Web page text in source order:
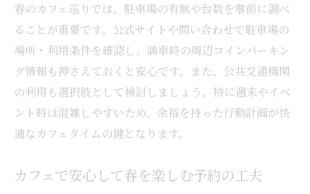
春のカフェ巡りでは、駐車場の有無や台数を事前に調べ
ることが重要です。公式サイトや問い合わせで駐車場の
場所・利用条件を確認し、満車時の周辺コインパーキン
グ情報も押さえておくと安心です。また、公共交通機関
の利用も選択肢として検討しましょう。特に週末やイベ
ント時は混雑しやすいため、余裕を持った行動計画が快
適なカフェタイムの鍵となります。
カフェで安心して春を楽しむ予約の工夫